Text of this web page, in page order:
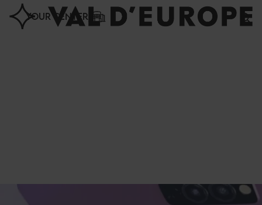
YOUR CENTER
Cookies management panel